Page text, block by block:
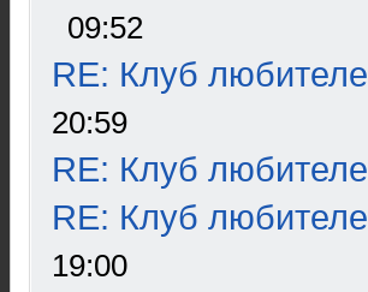
09:52
RE: Клуб
20:59
RE: Клуб
RE: Клуб
19:00